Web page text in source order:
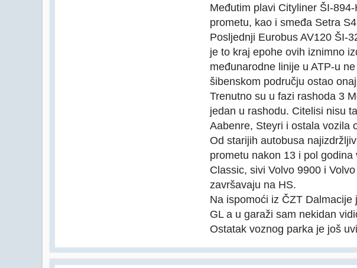
Međutim plavi Cityliner ŠI-
prometu, kao i smeđa Setra
Posljednji Eurobus AV120 ŠI-
je to kraj epohe ovih iznimno
međunarodne linije u ATP-u
šibenskom području ostao
Trenutno su u fazi rashoda 3
jedan u rashodu. Citelisi nisu
Aabenre, Steyri i ostala vozila
Od starijih autobusa
prometu nakon 13 i pol
Classic, sivi Volvo 9900 i
završavaju na HS.
Na ispomoći iz ČZT
GL a u garaži sam nekidan
Ostatak voznog parka je još